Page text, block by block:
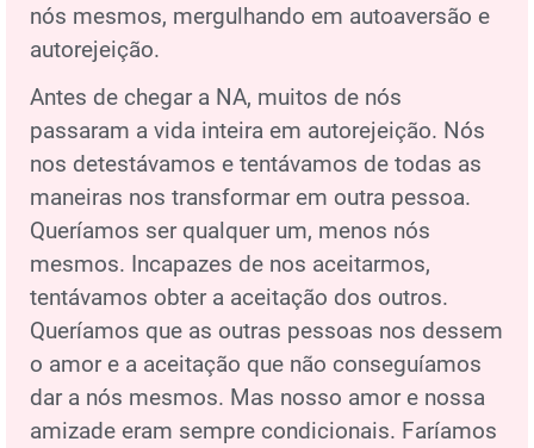
nós mesmos, mergulhando em autoaversão e
autorejeição.
Antes de chegar a NA, muitos de nós
passaram a vida inteira em autorejeição. Nós
nos detestávamos e tentávamos de todas as
maneiras nos transformar em outra pessoa.
Queríamos ser qualquer um, menos nós
mesmos. Incapazes de nos aceitarmos,
tentávamos obter a aceitação dos outros.
Queríamos que as outras pessoas nos dessem
o amor e a aceitação que não conseguíamos
dar a nós mesmos. Mas nosso amor e nossa
amizade eram sempre condicionais. Faríamos